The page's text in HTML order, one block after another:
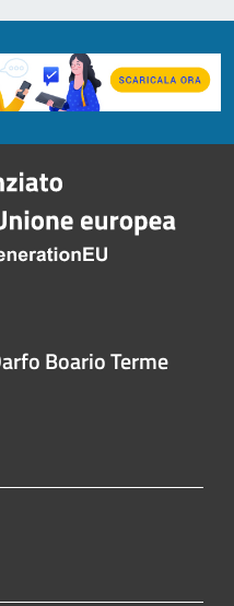
Boario Terme